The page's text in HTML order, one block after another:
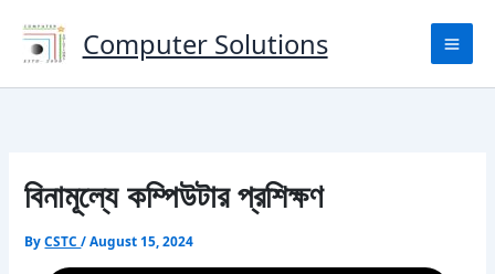
content
Computer Solutions
বিনামূল্যে কম্পিউটার প্রশিক্ষণ
ByCSTC/August 15, 2024